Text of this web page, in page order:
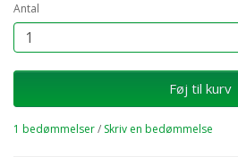
Antal
Føj til kurv
1 bedømmelser/ Skriv en bedømmelse